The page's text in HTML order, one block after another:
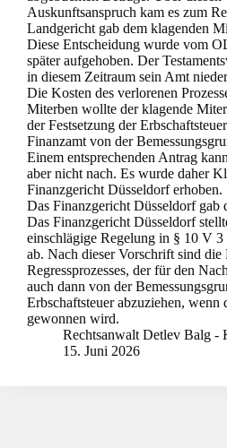
Auskunftsanspruch kam es zum
Landgericht gab dem klagenden
Diese Entscheidung wurde vom
später aufgehoben. Der
in diesem Zeitraum sein Amt
Die Kosten des verlorenen
Miterben wollte der klagende
der Festsetzung der
Finanzamt von der
Einem entsprechenden Antrag
aber nicht nach. Es wurde daher
Finanzgericht Düsseldorf erhoben.
Das Finanzgericht Düsseldorf gab
Das Finanzgericht Düsseldorf
einschlägige Regelung in § 10 V 3
ab. Nach dieser Vorschrift sind die
Regressprozesses, der für den
auch dann von der
Erbschaftsteuer abzuziehen, wenn
gewonnen wird.
Rechtsanwalt Detlev Balg -
15. Juni 2026